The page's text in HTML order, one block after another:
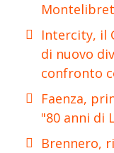
Intercity, il
di nuovo
confronto
Faenza,
"80 anni di
Brennero,